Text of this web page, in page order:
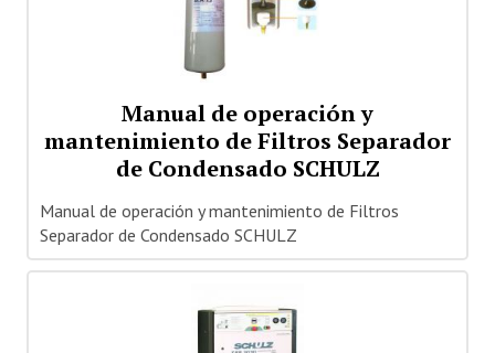
Manual de operación y
mantenimiento de Filtros Separador
de Condensado SCHULZ
Manual de operación y mantenimiento de Filtros
Separador de Condensado SCHULZ